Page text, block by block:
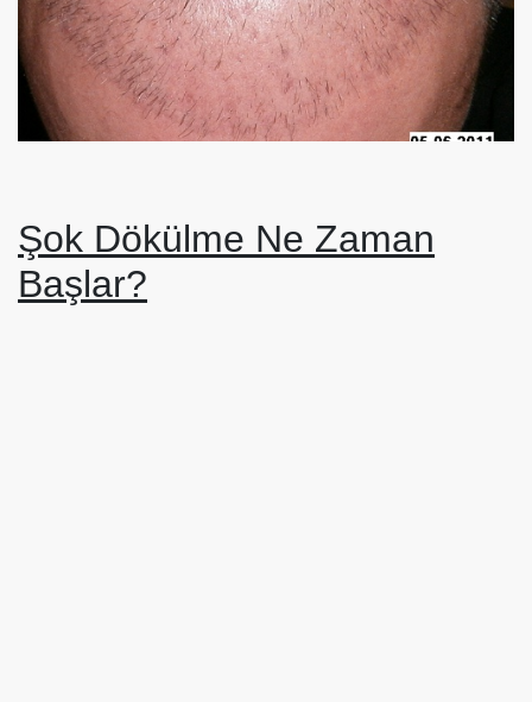
Şok Dökülme Ne Zaman
Başlar?